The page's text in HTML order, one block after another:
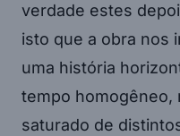
verdade estes
isto que a obra nos
uma história
tempo homogêneo,
saturado de